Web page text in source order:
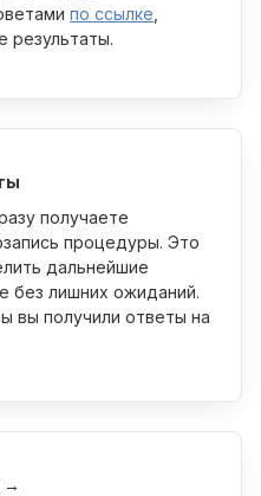
по ссылке
результаты.
получаете
процедуры. Это
дальнейшие
без лишних ожиданий.
вы получили ответы на
→